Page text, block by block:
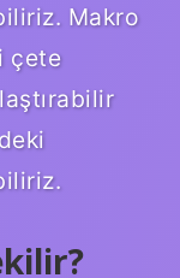
Makro
çete